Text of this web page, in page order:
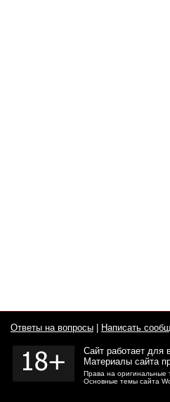
Ответы на вопросы Написать
Сайт работает для
Материалы сайта
Права на оригинальные
Основные темы сайта